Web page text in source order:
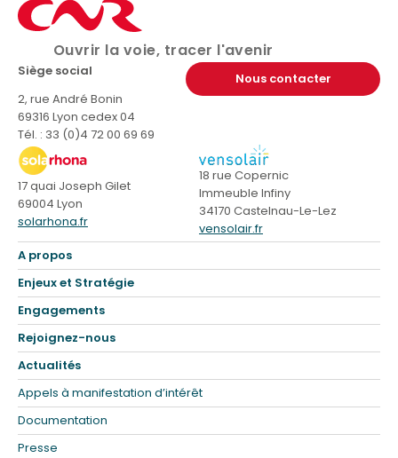
Ouvrir la voie, tracer l'avenir
Siège social
2, rue André Bonin
69316 Lyon cedex 04
Tél. : 33 (0)4 72 00 69 69
Nous contacter
17 quai Joseph Gilet
69004 Lyon
solarhona.fr
18 rue Copernic
Immeuble Infiny
34170 Castelnau-Le-Lez
vensolair.fr
A propos
Enjeux et Stratégie
Engagements
Rejoignez-nous
Actualités
Appels à manifestation d’intérêt
Documentation
Presse